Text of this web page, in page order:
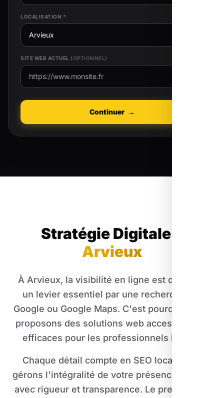
LOCALISATION *
SITE WEB ACTUEL (OPTIONNEL)
Continuer →
Stratégie Digitale
Arvieux
À Arvieux, la visibilité en ligne est devenue
un levier essentiel par une recherche sur
Google ou Google Maps. C'est pourquoi nous
proposons des solutions web accessibles et
efficaces pour les professionnels locaux.
Chaque détail compte en SEO local, nous
gérons l'intégralité de votre présence digitale
avec rigueur et transparence. Le premier pas